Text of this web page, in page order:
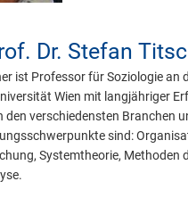
Dr. Stefan
ist Professor für Soziologie an
Wien mit langjähriger
den verschiedensten Branchen
sind:
Systemtheorie, Methoden